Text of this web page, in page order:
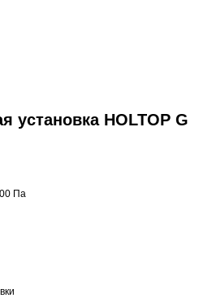
установка HOLTOP G
Па